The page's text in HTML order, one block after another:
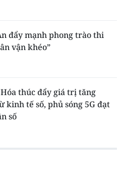
đẩy mạnh phong trào thi
vận khéo”
thúc đẩy giá trị tăng
kinh tế số, phủ sóng 5G đạt
số